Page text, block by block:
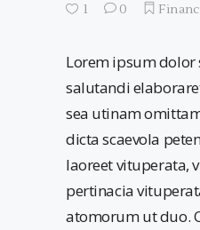
1 0
Lorem ipsum dolor
salutandi
sea utinam
dicta scaevola
laoreet vituperata,
pertinacia
atomorum ut duo.